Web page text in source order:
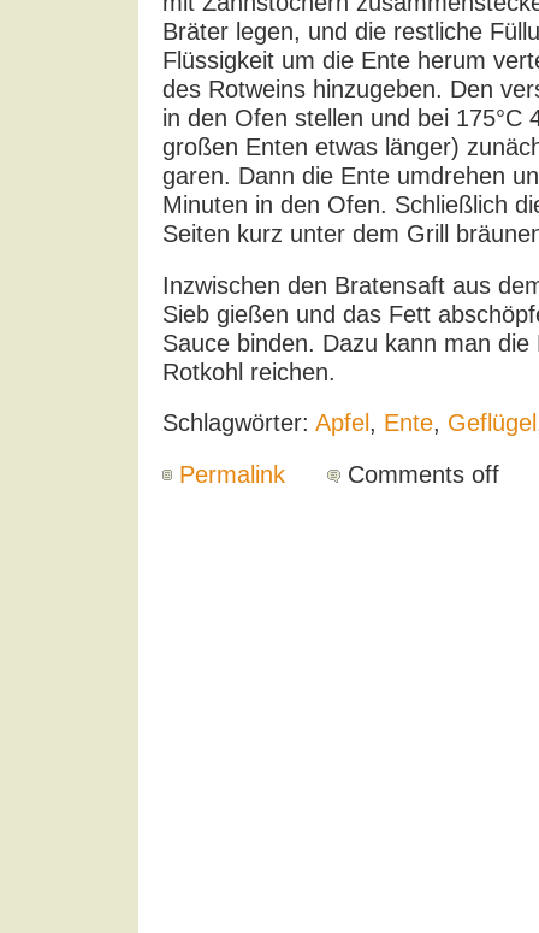
Bräter legen, und die restliche
Flüssigkeit um die Ente herum
des Rotweins hinzugeben. Den
in den Ofen stellen und bei 175°C
großen Enten etwas länger)
garen. Dann die Ente umdrehen
Minuten in den Ofen. Schließlich
Seiten kurz unter dem Grill
Inzwischen den Bratensaft aus
Sieb gießen und das Fett
Sauce binden. Dazu kann man
Rotkohl reichen.
Schlagwörter: Apfel , Ente, Geflügel
Permalink
Comments off